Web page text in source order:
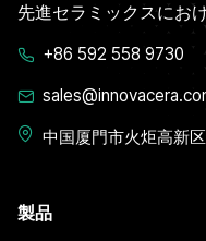
製品
先進セラミックスにお
+86 592 558 9730
中国厦門市火炬高新